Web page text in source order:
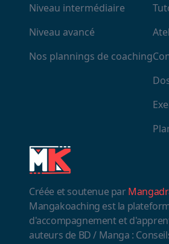
Créée et soutenue par
Mangakoaching est la
d'accompagnement et
auteurs de BD / Manga :
Niveau intermédiaire
Niveau avancé
Nos plannings de coaching